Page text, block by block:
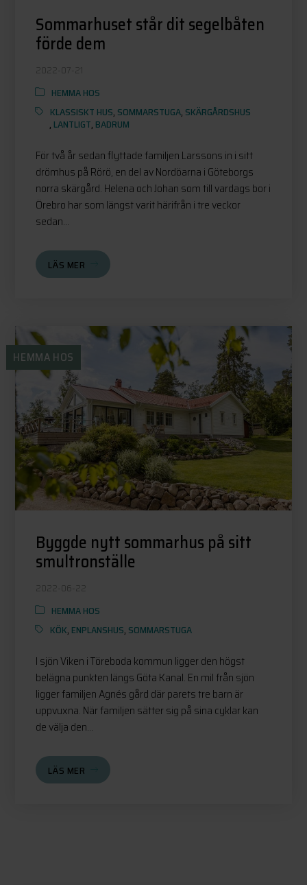
Sommarhuset står dit segelbåten
förde dem
2022-07-21
HEMMA HOS
KLASSISKT HUS, SOMMARSTUGA, SKÄRGÅRDSHUS
, LANTLIGT, BADRUM
För två år sedan flyttade familjen Larssons in i sitt
drömhus på Rörö, en del av Nordöarna i Göteborgs
norra skärgård. Helena och Johan som till vardags bor i
Örebro har som längst varit härifrån i tre veckor
sedan...
LÄS MER
HEMMA HOS
Byggde nytt sommarhus på sitt
smultronställe
2022-06-22
HEMMA HOS
KÖK, ENPLANSHUS, SOMMARSTUGA
I sjön Viken i Töreboda kommun ligger den högst
belägna punkten längs Göta Kanal. En mil från sjön
ligger familjen Agnés gård där parets tre barn är
uppvuxna. När familjen sätter sig på sina cyklar kan
de välja den...
LÄS MER